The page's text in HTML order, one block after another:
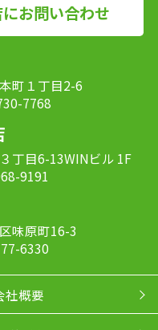
お問い合わせ
町１丁目2-6
7768
丁目6-13WINビル 1F
9191
味原町16-3
6330
社概要